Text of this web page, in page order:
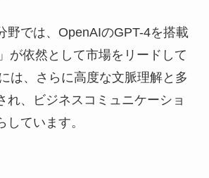
野では、OpenAIのGPT-4を搭載
が依然として市場をリードして
は、さらに高度な文脈理解と多
れ、ビジネスコミュニケーショ
しています。